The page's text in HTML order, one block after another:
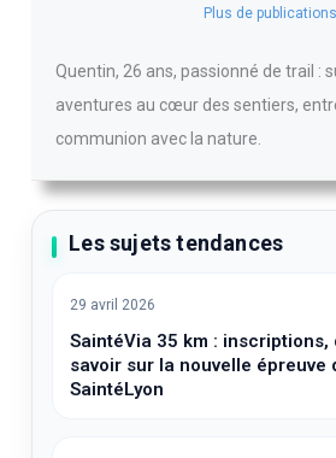
Plus de publications
Quentin, 26 ans, passionné de trail :
aventures au cœur des sentiers,
communion avec la nature.
Les sujets tendances
29 avril 2026
SaintéVia 35 km : inscriptions,
savoir sur la nouvelle épreuve
SaintéLyon